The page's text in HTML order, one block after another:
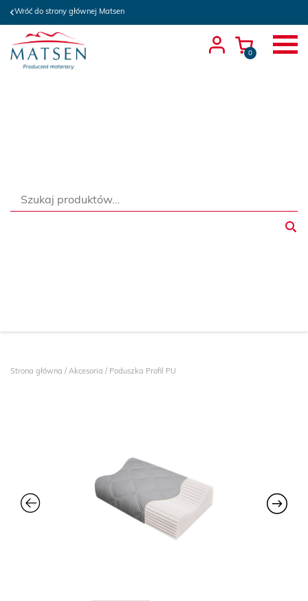
Wróć do strony głównej Matsen
0
Szukaj:
Strona główna / Akcesoria / Poduszka Profil PU